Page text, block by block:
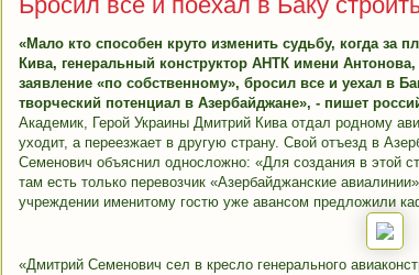
«Мало кто способен круто изменить судьбу, когда за
Кива, генеральный конструктор АНТК имени
заявление «по собственному», бросил все и уехал в
творческий потенциал в Азербайджане», - пишет
Академик, Герой Украины Дмитрий Кива отдал родному
уходит, а переезжает в другую страну. Свой отъезд в
Семенович объяснил односложно: «Для создания в этой
там есть только перевозчик «Азербайджанские
учреждении именитому гостю уже авансом предложили
«Дмитрий Семенович сел в кресло генерального